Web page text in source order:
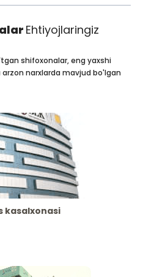
Ehtiyojlaringiz
shifoxonalar, eng yaxshi
narxlarda mavjud bo'lgan
kasalxonasi